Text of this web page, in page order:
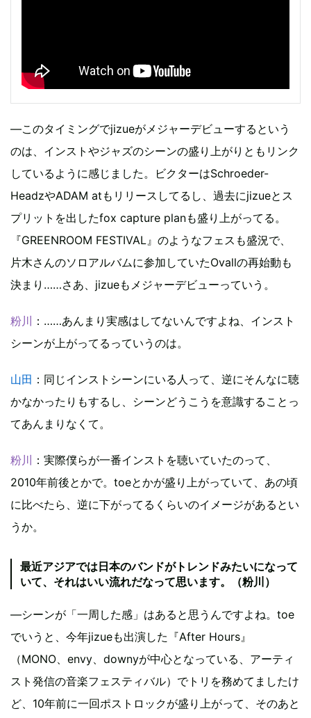
―このタイミングでjizueがメジャーデビューするという
のは、インストやジャズのシーンの盛り上がりともリンク
しているように感じました。ビクターはSchroeder-
HeadzやADAM atもリリースしてるし、過去にjizueとス
プリットを出したfox capture planも盛り上がってる。
『GREENROOM FESTIVAL』のようなフェスも盛況で、
片木さんのソロアルバムに参加していたOvallの再始動も
決まり……さあ、jizueもメジャーデビューっていう。
粉川
：……あんまり実感はしてないんですよね、インスト
シーンが上がってるっていうのは。
山田 ：同じインストシーンにいる人って、逆にそんなに聴
かなかったりもするし、シーンどうこうを意識することっ
てあんまりなくて。
粉川
：実際僕らが一番インストを聴いていたのって、
2010年前後とかで。toeとかが盛り上がっていて、あの頃
に比べたら、逆に下がってるくらいのイメージがあるとい
うか。
最近アジアでは日本のバンドがトレンドみたいになって
いて、それはいい流れだなって思います。（粉川）
―シーンが「一周した感」はあると思うんですよね。toe
でいうと、今年jizueも出演した『After Hours』
（MONO、envy、downyが中心となっている、アーティ
スト発信の音楽フェスティバル）でトリを務めてましたけ
ど、10年前に一回ポストロックが盛り上がって、そのあと